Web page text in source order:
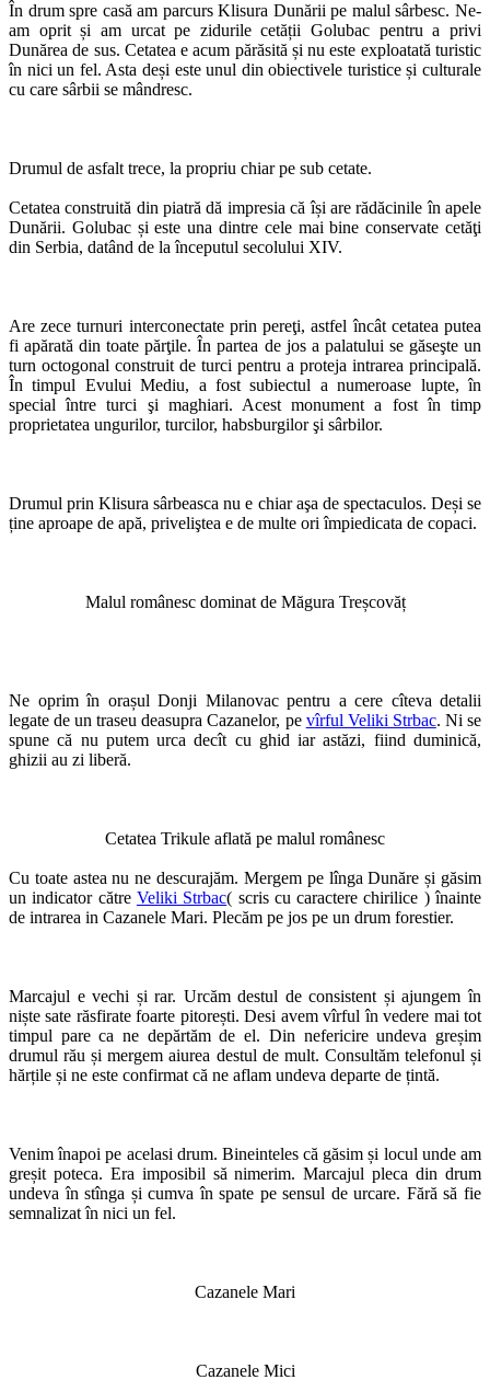
În drum spre casă am parcurs Klisura Dunării pe malul sârbesc. Ne-
am oprit și am urcat pe zidurile cetății Golubac pentru a privi
Dunărea de sus. Cetatea e acum părăsită și nu este exploatată turistic
în nici un fel. Asta deși este unul din obiectivele turistice și culturale
cu care sârbii se mândresc.
Drumul de asfalt trece, la propriu chiar pe sub cetate.
Cetatea construită din piatră dă impresia că își are rădăcinile în apele
Dunării. Golubac și este una dintre cele mai bine conservate cetăţi
din Serbia, datând de la începutul secolului XIV.
Are zece turnuri interconectate prin pereţi, astfel încât cetatea putea
fi apărată din toate părţile. În partea de jos a palatului se găseşte un
turn octogonal construit de turci pentru a proteja intrarea principală.
În timpul Evului Mediu, a fost subiectul a numeroase lupte, în
special între turci şi maghiari. Acest monument a fost în timp
proprietatea ungurilor, turcilor, habsburgilor şi sârbilor.
Drumul prin Klisura sârbeasca nu e chiar aşa de spectaculos. Deși se
ține aproape de apă, priveliştea e de multe ori împiedicata de copaci.
Malul românesc dominat de Măgura Treșcovăț
Ne oprim în orașul Donji Milanovac pentru a cere cîteva detalii
legate de un traseu deasupra Cazanelor, pe vîrful Veliki Strbac. Ni se
spune că nu putem urca decît cu ghid iar astăzi, fiind duminică,
ghizii au zi liberă.
Cetatea Trikule aflată pe malul românesc
Cu toate astea nu ne descurajăm. Mergem pe lînga Dunăre și găsim
un indicator către Veliki Strbac( scris cu caractere chirilice ) înainte
de intrarea in Cazanele Mari. Plecăm pe jos pe un drum forestier.
Marcajul e vechi și rar. Urcăm destul de consistent și ajungem în
niște sate răsfirate foarte pitorești. Desi avem vîrful în vedere mai tot
timpul pare ca ne depărtăm de el. Din nefericire undeva greșim
drumul rău și mergem aiurea destul de mult. Consultăm telefonul și
hărțile și ne este confirmat că ne aflam undeva departe de țintă.
Venim înapoi pe acelasi drum. Bineinteles că găsim și locul unde am
greșit poteca. Era imposibil să nimerim. Marcajul pleca din drum
undeva în stînga și cumva în spate pe sensul de urcare. Fără să fie
semnalizat în nici un fel.
Cazanele Mari
Cazanele Mici